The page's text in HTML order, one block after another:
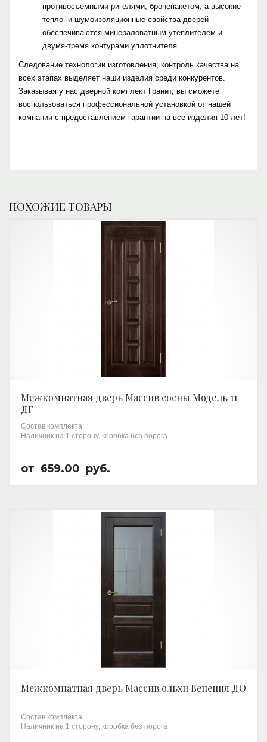
противосъемными ригелями, бронепакетом, а высокие
тепло- и шумоизоляционные свойства дверей
обеспечиваются минераловатным утеплителем и
двумя-тремя контурами уплотнителя.
Следование технологии изготовления, контроль качества на
всех этапах выделяет наши изделия среди конкурентов.
Заказывая у нас дверной комплект Гранит, вы сможете
воспользоваться профессиональной установкой от нашей
компании с предоставлением гарантии на все изделия 10 лет!
ПОХОЖИЕ ТОВАРЫ
Межкомнатная дверь Массив сосны Модель 11
ДГ
Состав комплекта:
Наличник на 1 сторону, коробка без порога
от 659.00 руб.
Межкомнатная дверь Массив ольхи Венеция ДО
Состав комплекта:
Наличник на 1 сторону, коробка без порога